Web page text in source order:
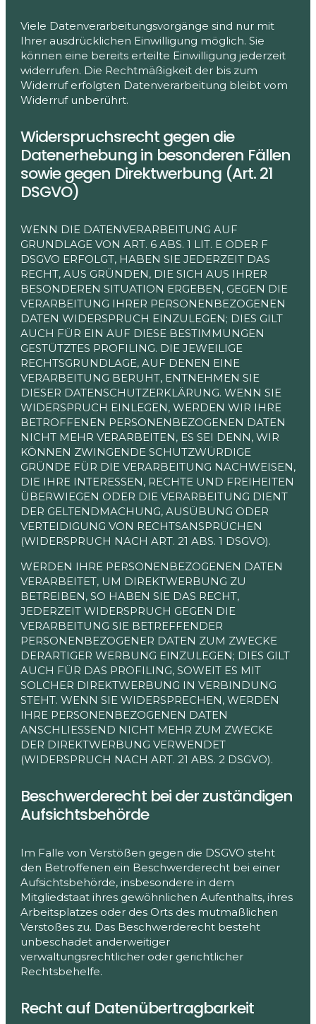
Viele Datenverarbeitungsvorgänge sind nur mit
Ihrer ausdrücklichen Einwilligung möglich. Sie
können eine bereits erteilte Einwilligung jederzeit
widerrufen. Die Rechtmäßigkeit der bis zum
Widerruf erfolgten Datenverarbeitung bleibt vom
Widerruf unberührt.
Widerspruchsrecht gegen die
Datenerhebung in besonderen Fällen
sowie gegen Direktwerbung (Art. 21
DSGVO)
WENN DIE DATENVERARBEITUNG AUF
GRUNDLAGE VON ART. 6 ABS. 1 LIT. E ODER F
DSGVO ERFOLGT, HABEN SIE JEDERZEIT DAS
RECHT, AUS GRÜNDEN, DIE SICH AUS IHRER
BESONDEREN SITUATION ERGEBEN, GEGEN DIE
VERARBEITUNG IHRER PERSONENBEZOGENEN
DATEN WIDERSPRUCH EINZULEGEN; DIES GILT
AUCH FÜR EIN AUF DIESE BESTIMMUNGEN
GESTÜTZTES PROFILING. DIE JEWEILIGE
RECHTSGRUNDLAGE, AUF DENEN EINE
VERARBEITUNG BERUHT, ENTNEHMEN SIE
DIESER DATENSCHUTZERKLÄRUNG. WENN SIE
WIDERSPRUCH EINLEGEN, WERDEN WIR IHRE
BETROFFENEN PERSONENBEZOGENEN DATEN
NICHT MEHR VERARBEITEN, ES SEI DENN, WIR
KÖNNEN ZWINGENDE SCHUTZWÜRDIGE
GRÜNDE FÜR DIE VERARBEITUNG NACHWEISEN,
DIE IHRE INTERESSEN, RECHTE UND FREIHEITEN
ÜBERWIEGEN ODER DIE VERARBEITUNG DIENT
DER GELTENDMACHUNG, AUSÜBUNG ODER
VERTEIDIGUNG VON RECHTSANSPRÜCHEN
(WIDERSPRUCH NACH ART. 21 ABS. 1 DSGVO).
WERDEN IHRE PERSONENBEZOGENEN DATEN
VERARBEITET, UM DIREKTWERBUNG ZU
BETREIBEN, SO HABEN SIE DAS RECHT,
JEDERZEIT WIDERSPRUCH GEGEN DIE
VERARBEITUNG SIE BETREFFENDER
PERSONENBEZOGENER DATEN ZUM ZWECKE
DERARTIGER WERBUNG EINZULEGEN; DIES GILT
AUCH FÜR DAS PROFILING, SOWEIT ES MIT
SOLCHER DIREKTWERBUNG IN VERBINDUNG
STEHT. WENN SIE WIDERSPRECHEN, WERDEN
IHRE PERSONENBEZOGENEN DATEN
ANSCHLIESSEND NICHT MEHR ZUM ZWECKE
DER DIREKTWERBUNG VERWENDET
(WIDERSPRUCH NACH ART. 21 ABS. 2 DSGVO).
Beschwerde­recht bei der zuständigen
Aufsichts­behörde
Im Falle von Verstößen gegen die DSGVO steht
den Betroffenen ein Beschwerderecht bei einer
Aufsichtsbehörde, insbesondere in dem
Mitgliedstaat ihres gewöhnlichen Aufenthalts, ihres
Arbeitsplatzes oder des Orts des mutmaßlichen
Verstoßes zu. Das Beschwerderecht besteht
unbeschadet anderweitiger
verwaltungsrechtlicher oder gerichtlicher
Rechtsbehelfe.
Recht auf Daten­übertrag­barkeit